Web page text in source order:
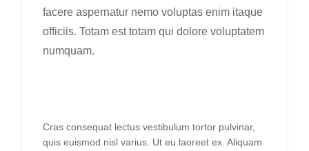
facere aspernatur nemo voluptas enim itaque
officiis. Totam est totam qui dolore voluptatem
numquam.
Cras consequat lectus vestibulum tortor pulvinar,
quis euismod nisl varius. Ut eu laoreet ex. Aliquam